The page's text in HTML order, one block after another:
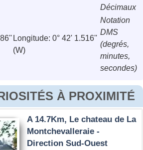
Décimaux
Longitude: 0° 42' 1.516''
(W)
Notation
DMS
(degrés,
minutes,
secondes)
À PROXIMITÉ
A 14.7Km, Le chateau de La
Montchevalleraie -
Direction Sud-Ouest